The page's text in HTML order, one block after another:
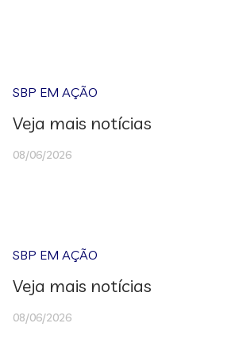
SBP EM AÇÃO
Veja mais notícias
08/06/2026
SBP EM AÇÃO
Veja mais notícias
08/06/2026